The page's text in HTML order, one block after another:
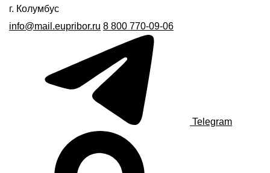
г. Колумбус
info@mail.eupribor.ru 8 800 770-09-06
Telegram